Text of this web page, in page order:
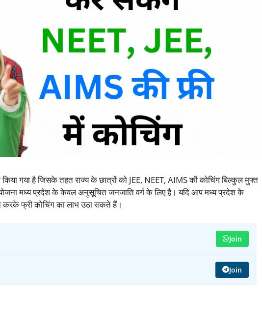
गया है जिसके तहत राज्य के छात्रों को JEE, NEET, AIMS की कोचिंग बिल्कुल मुफ्त
मध्य प्रदेश के केवल अनुसूचित जनजाति वर्ग के लिए है। यदि आप मध्य प्रदेश के
फ्री कोचिंग का लाभ उठा सकते हैं।
Join
Join